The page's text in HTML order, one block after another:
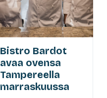
Bistro Bardot
avaa ovensa
Tampereella
marraskuussa